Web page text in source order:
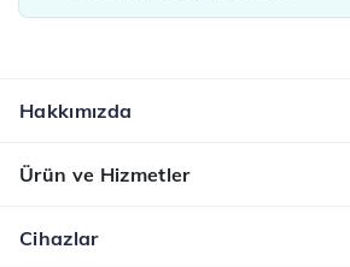
Hakkımızda
Ürün ve Hizmetler
Cihazlar